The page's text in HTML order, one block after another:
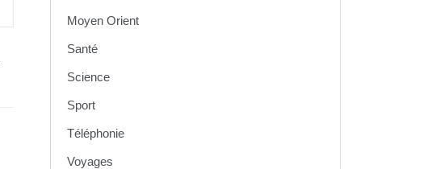
Moyen Orient
Santé
Science
Sport
Téléphonie
Voyages